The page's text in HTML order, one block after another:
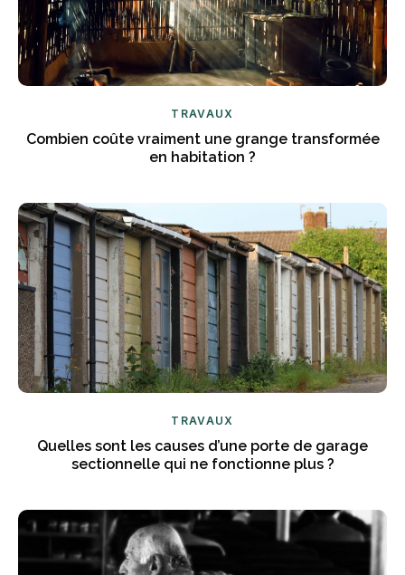
TRAVAUX
Combien coûte vraiment une grange transformée
en habitation ?
TRAVAUX
Quelles sont les causes d’une porte de garage
sectionnelle qui ne fonctionne plus ?